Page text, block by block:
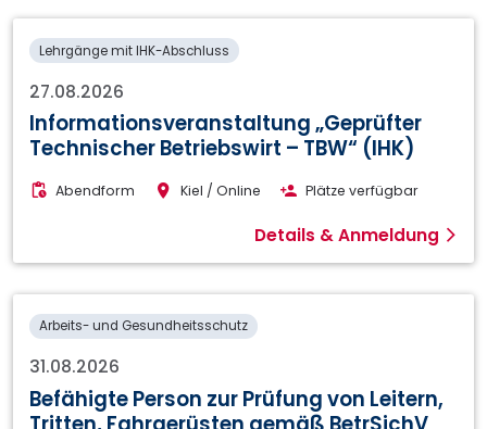
Lehrgänge mit IHK-Abschluss
27.08.2026
Informationsveranstaltung „Geprüfter
Technischer Betriebswirt – TBW“ (IHK)
Abendform Kiel / Online Plätze verfügbar
Details & Anmeldung
Arbeits- und Gesundheitsschutz
31.08.2026
Befähigte Person zur Prüfung von Leitern,